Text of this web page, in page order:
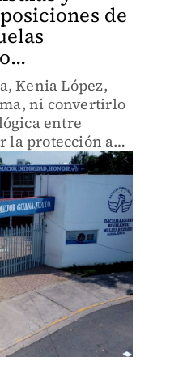
de
Kenia López,
ni convertirlo
entre
la protección a
de la ley.